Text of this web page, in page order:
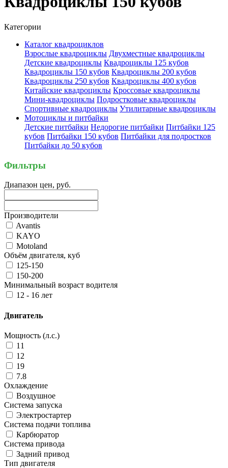
Категории
Каталог квадроциклов
Взрослые квадроциклы Двухместные квадроциклы
Детские квадроциклы Квадроциклы 125 кубов
Квадроциклы 150 кубов Квадроциклы 200 кубов
Квадроциклы 250 кубов Квадроциклы 400 кубов
Китайские квадроциклы Кроссовые квадроциклы
Мини-квадроциклы Подростковые квадроциклы
Спортивные квадроциклы Утилитарные квадроциклы
Мотоциклы и питбайки
Детские питбайки Недорогие питбайки Питбайки 125
кубов Питбайки 150 кубов Питбайки для подростков
Питбайки до 50 кубов
Фильтры
Диапазон цен, руб.
Производители
Avantis
KAYO
Motoland
Объём двигателя, куб
125-150
150-200
Минимальный возраст водителя
12 - 16 лет
Двигатель
Мощность (л.с.)
11
12
19
7.8
Охлаждение
Воздушное
Система запуска
Электростартер
Система подачи топлива
Карбюратор
Система привода
Задний привод
Тип двигателя